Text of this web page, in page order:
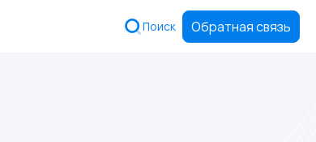
Поиск Обратная связь